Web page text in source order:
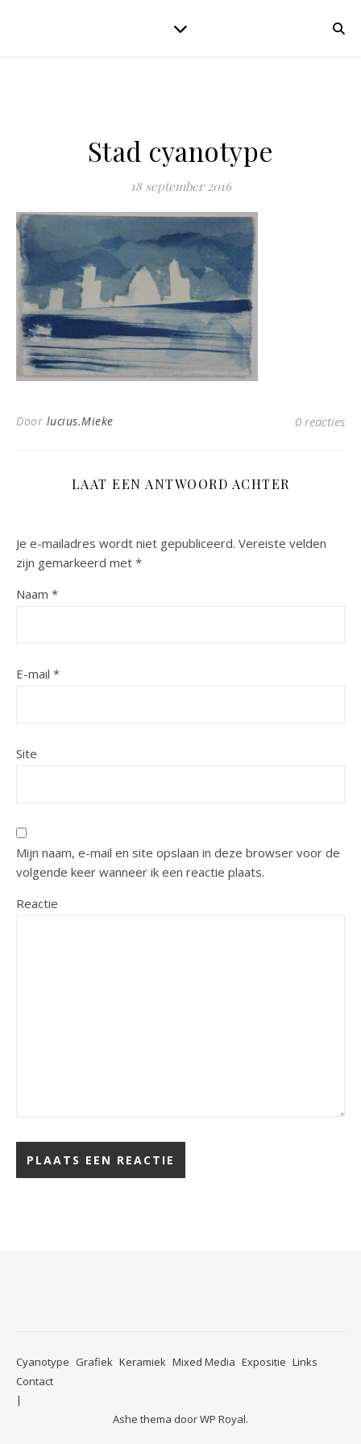
Stad cyanotype
18 september 2016
Door lucius.Mieke 0 reacties
LAAT EEN ANTWOORD ACHTER
Je e-mailadres wordt niet gepubliceerd. Vereiste velden
zijn gemarkeerd met *
Naam *
E-mail *
Site
Mijn naam, e-mail en site opslaan in deze browser voor de
volgende keer wanneer ik een reactie plaats.
Reactie
Cyanotype Grafiek Keramiek Mixed Media Expositie Links
Contact
Ashe thema doorWP Royal.